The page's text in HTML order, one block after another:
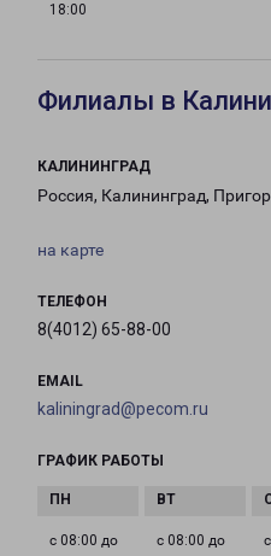
18:00
Филиалы в
КАЛИНИНГРАД
Россия, Калининград,
на карте
ТЕЛЕФОН
8(4012) 65-88-00
EMAIL
kaliningrad@pecom.ru
ГРАФИК РАБОТЫ
с 08:00 до с 08:00 до